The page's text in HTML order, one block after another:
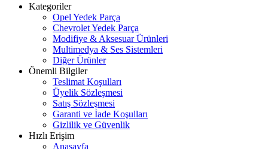
Kategoriler
Opel Yedek Parça
Chevrolet Yedek Parça
Modifiye & Aksesuar Ürünleri
Multimedya & Ses Sistemleri
Diğer Ürünler
Önemli Bilgiler
Teslimat Koşulları
Üyelik Sözleşmesi
Satış Sözleşmesi
Garanti ve İade Koşulları
Gizlilik ve Güvenlik
Hızlı Erişim
Anasayfa